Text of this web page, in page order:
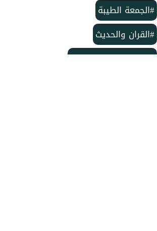
#الجمعة الطيبة
#القران والحديث
#بمناسبة الذكرى لمولد